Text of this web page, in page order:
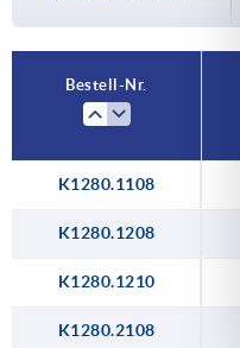
Bestell-Nr.
K1280.1108
K1280.1208
K1280.1210
K1280.2108